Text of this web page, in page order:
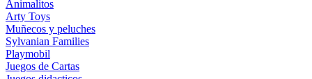
Animalitos
Arty Toys
Muñecos y peluches
Sylvanian Families
Playmobil
Juegos de Cartas